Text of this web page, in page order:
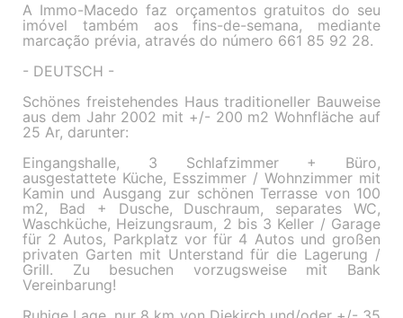
A Immo-Macedo faz orçamentos gratuitos do seu
imóvel também aos fins-de-semana, mediante
marcação prévia, através do número 661 85 92 28.
- DEUTSCH -
Schönes freistehendes Haus traditioneller Bauweise
aus dem Jahr 2002 mit +/- 200 m2 Wohnfläche auf
25 Ar, darunter:
Eingangshalle, 3 Schlafzimmer + Büro,
ausgestattete Küche, Esszimmer / Wohnzimmer mit
Kamin und Ausgang zur schönen Terrasse von 100
m2, Bad + Dusche, Duschraum, separates WC,
Waschküche, Heizungsraum, 2 bis 3 Keller / Garage
für 2 Autos, Parkplatz vor für 4 Autos und großen
privaten Garten mit Unterstand für die Lagerung /
Grill. Zu besuchen vorzugsweise mit Bank
Vereinbarung!